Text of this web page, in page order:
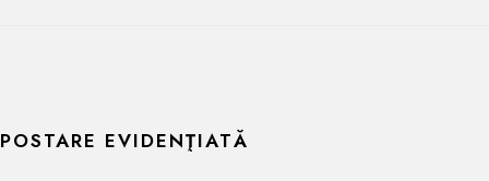
POSTARE EVIDENŢIATĂ